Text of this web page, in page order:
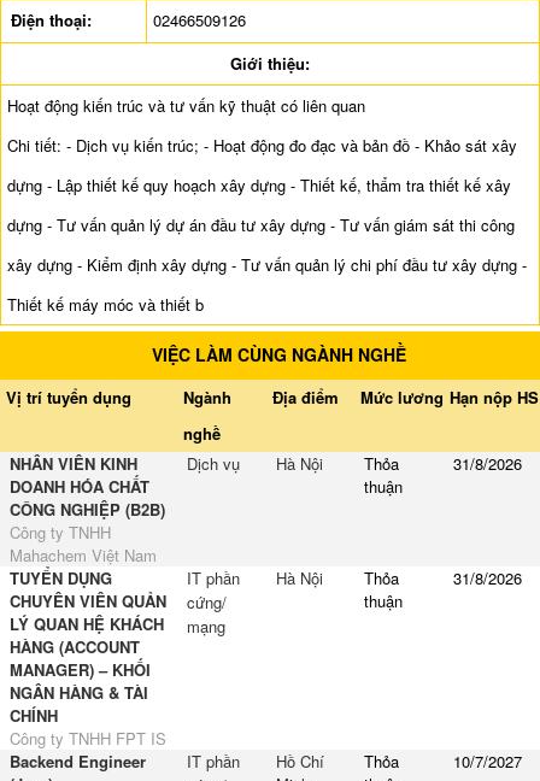
Điện thoại:
02466509126
Giới thiệu:
Hoạt động kiến trúc và tư vấn kỹ thuật có liên quan
Chi tiết: - Dịch vụ kiến trúc; - Hoạt động đo đạc và bản đồ - Khảo sát xây
dựng - Lập thiết kế quy hoạch xây dựng - Thiết kế, thẩm tra thiết kế xây
dựng - Tư vấn quản lý dự án đầu tư xây dựng - Tư vấn giám sát thi công
xây dựng - Kiểm định xây dựng - Tư vấn quản lý chi phí đầu tư xây dựng -
Thiết kế máy móc và thiết b
VIỆC LÀM CÙNG NGÀNH NGHỀ
Vị trí tuyển dụng
Ngành
nghề
Địa điểm Mức lương Hạn nộp HS
NHÂN VIÊN KINH
DOANH HÓA CHẤT
CÔNG NGHIỆP (B2B)
Công ty TNHH
Mahachem Việt Nam
Dịch vụ Hà Nội
Thỏa
thuận
31/8/2026
TUYỂN DỤNG
CHUYÊN VIÊN QUẢN
LÝ QUAN HỆ KHÁCH
HÀNG (ACCOUNT
MANAGER) – KHỐI
NGÂN HÀNG & TÀI
CHÍNH
Công ty TNHH FPT IS
IT phần
cứng/
mạng
Hà Nội
Thỏa
thuận
31/8/2026
Backend Engineer
IT phần
Hồ Chí
Thỏa
10/7/2027